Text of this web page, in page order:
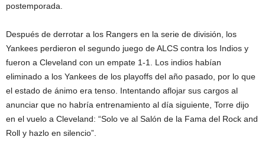
postemporada.
Después de derrotar a los Rangers en la serie de división, los
Yankees perdieron el segundo juego de ALCS contra los Indios y
fueron a Cleveland con un empate 1-1. Los indios habían
eliminado a los Yankees de los playoffs del año pasado, por lo que
el estado de ánimo era tenso. Intentando aflojar sus cargos al
anunciar que no habría entrenamiento al día siguiente, Torre dijo
en el vuelo a Cleveland: “Solo ve al Salón de la Fama del Rock and
Roll y hazlo en silencio”.